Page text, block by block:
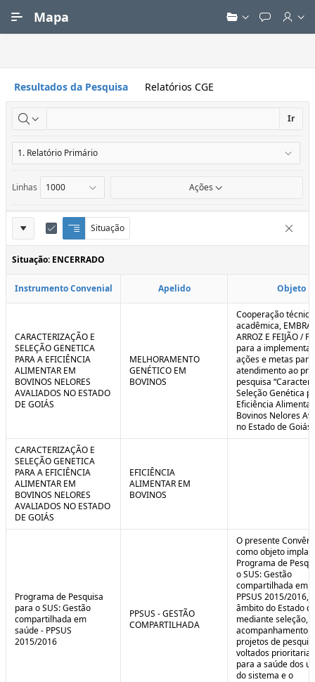
Mapa
Resultados da Pesquisa Relatórios CGE
Ir
Linhas Ações
Definições
do
Relatório
Situação
Q
u
e
b
a
o
n
l
t
u
o
E
d
i
t
r
t
r
r
Situação: ENCERRADO
Instrumento Convenial Apelido Objeto
CARACTERIZAÇÃO E
SELEÇÃO GENETICA
PARA A EFICIÊNCIA
ALIMENTAR EM
BOVINOS NELORES
AVALIADOS NO ESTADO
DE GOIÁS
MELHORAMENTO
GENÉTICO EM
BOVINOS
Cooperação
acadêmica,
ARROZ E FEIJÃO /
para a
ações e metas
atendimento ao
pesquisa
Seleção Genética
Eficiência
Bovinos Nelores
no Estado de
CARACTERIZAÇÃO E
SELEÇÃO GENETICA
PARA A EFICIÊNCIA
ALIMENTAR EM
BOVINOS NELORES
AVALIADOS NO ESTADO
DE GOIÁS
EFICIÊNCIA
ALIMENTAR EM
BOVINOS
Programa de Pesquisa
para o SUS: Gestão
compartilhada em
saúde - PPSUS
2015/2016
PPSUS - GESTÃO
COMPARTILHADA
O presente
como objeto
Programa de
o SUS: Gestão
compartilhada em
PPSUS 2015/2016,
âmbito do Estado
mediante seleção,
acompanhamento
projetos de
voltados
para a saúde dos
do sistema e o